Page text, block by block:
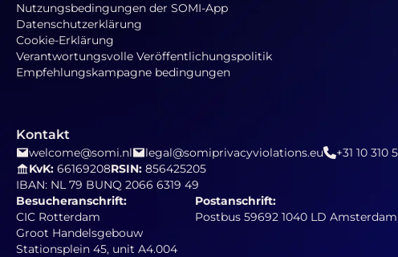
Nutzungsbedingungen der SOMI-App
Datenschutzerklärung
Cookie-Erklärung
Verantwortungsvolle Veröffentlichungspolitik
Empfehlungskampagne bedingungen
Kontakt
welcome@somi.nl legal@somiprivacyviolations.eu
+31 10 310
KvK: 66169208RSIN: 856425205
IBAN: NL 79 BUNQ 2066 6319 49
Besucheranschrift:
CIC Rotterdam
Groot Handelsgebouw
Stationsplein 45, unit A4.004
Postanschrift:
Postbus 59692 1040 LD